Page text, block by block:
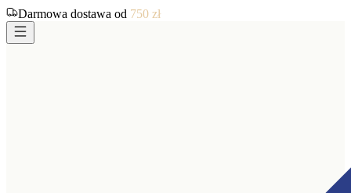
Darmowa dostawa od 750 zł